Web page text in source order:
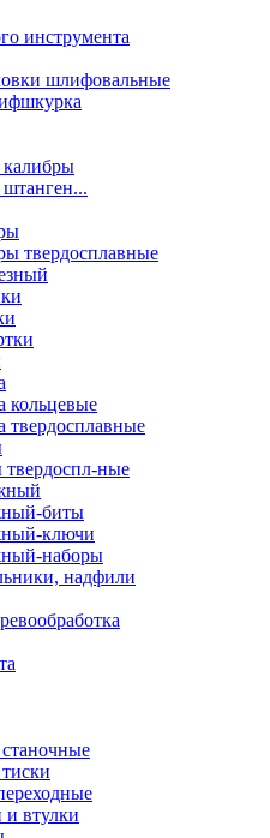
инструмента
шлифовальные
твердосплавные
кольцевые
твердосплавные
ные
биты
ключи
наборы
надфили
и втулки